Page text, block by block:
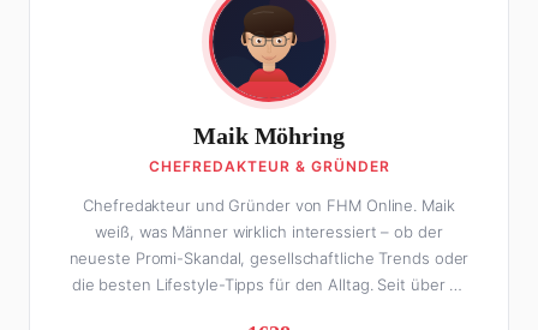
Maik Möhring
CHEFREDAKTEUR & GRÜNDER
Chefredakteur und Gründer von FHM Online. Maik
weiß, was Männer wirklich interessiert – ob der
neueste Promi-Skandal, gesellschaftliche Trends oder
die besten Lifestyle-Tipps für den Alltag. Seit über 10